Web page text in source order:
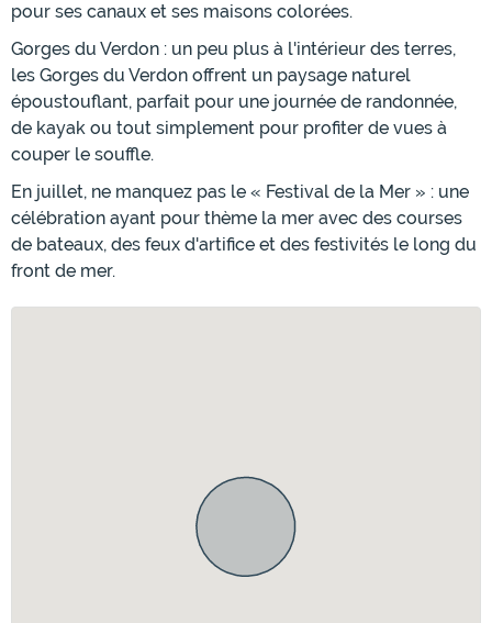
pour ses canaux et ses maisons colorées.
Gorges du Verdon : un peu plus à l'intérieur des terres,
les Gorges du Verdon offrent un paysage naturel
époustouflant, parfait pour une journée de randonnée,
de kayak ou tout simplement pour profiter de vues à
couper le souffle.
En juillet, ne manquez pas le « Festival de la Mer » : une
célébration ayant pour thème la mer avec des courses
de bateaux, des feux d'artifice et des festivités le long du
front de mer.